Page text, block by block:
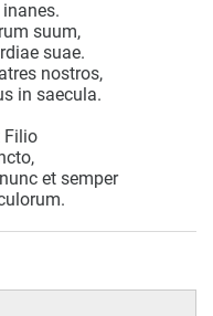
suum,
suae.
nostros,
in saecula.
Filio
et semper